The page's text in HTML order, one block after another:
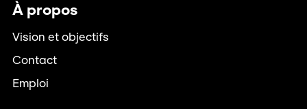
À propos
Vision et objectifs
Contact
Emploi